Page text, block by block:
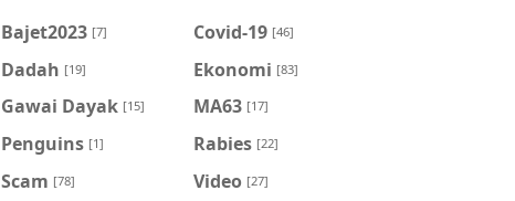
Bajet2023 [7] Covid-19 [46]
Dadah [19] Ekonomi [83]
Gawai Dayak [15] MA63 [17]
Penguins [1] Rabies [22]
Scam [78] Video [27]